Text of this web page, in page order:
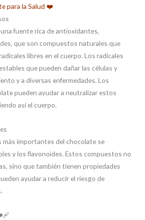
para la Salud ❤️
fuente rica de antioxidantes,
que son compuestos naturales que
libres en el cuerpo. Los radicales
que pueden dañar las células y
y a diversas enfermedades. Los
pueden ayudar a neutralizar estos
así el cuerpo.
importantes del chocolate se
y los flavonoides. Estos compuestos no
sino que también tienen propiedades
ayudar a reducir el riesgo de